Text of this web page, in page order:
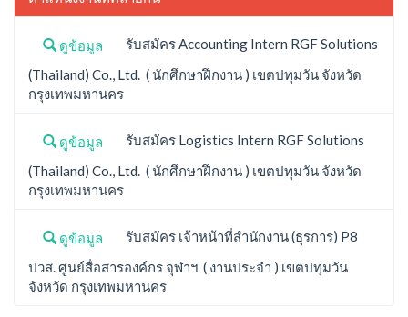
ดูข้อมูล
รับสมัคร Accounting Intern RGF Solutions
(Thailand) Co., Ltd. ( นักศึกษาฝึกงาน ) เขตปทุมวัน จังหวัด
กรุงเทพมหานคร
ดูข้อมูล
รับสมัคร Logistics Intern RGF Solutions
(Thailand) Co., Ltd. ( นักศึกษาฝึกงาน ) เขตปทุมวัน จังหวัด
กรุงเทพมหานคร
ดูข้อมูล
รับสมัคร เจ้าหน้าที่สำนักงาน (ธุรการ) P8
ปวส. ศูนย์สื่อสารองค์กร จุฬาฯ ( งานประจำ ) เขตปทุมวัน
จังหวัด กรุงเทพมหานคร